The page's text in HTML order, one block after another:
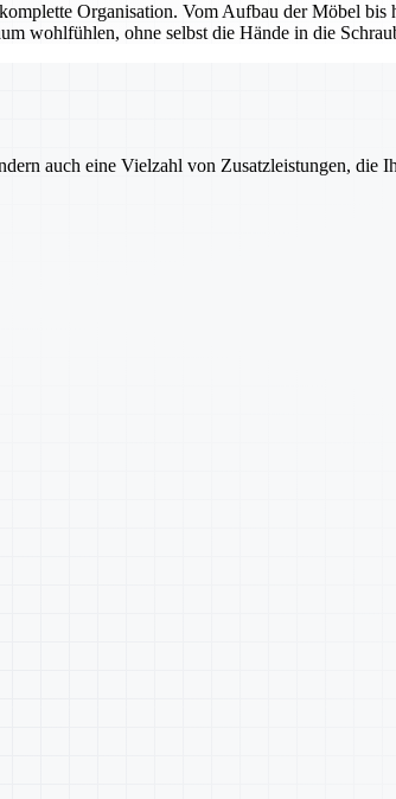
Organisation. Vom Aufbau der Möbel bis
wohlfühlen, ohne selbst die Hände in die
auch eine Vielzahl von Zusatzleistungen, die